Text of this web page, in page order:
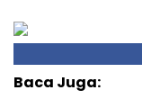
Baca Juga: